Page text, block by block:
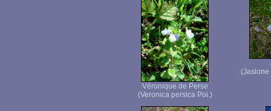
Véronique de Perse
(Veronica persica Poi.)